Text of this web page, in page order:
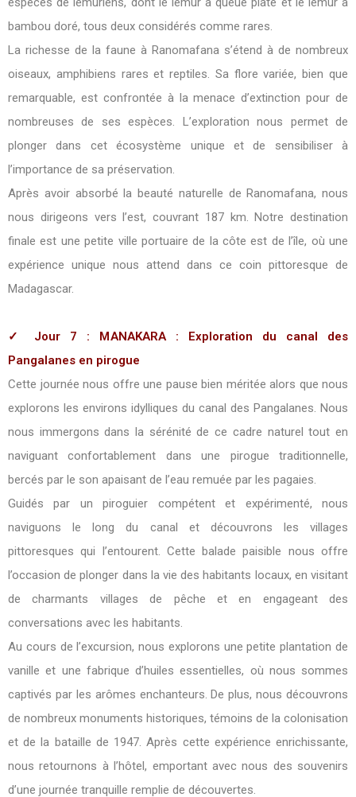
bambou doré, tous deux considérés comme rares.
La richesse de la faune à Ranomafana s’étend à de nombreux
oiseaux, amphibiens rares et reptiles. Sa flore variée, bien que
remarquable, est confrontée à la menace d’extinction pour de
nombreuses de ses espèces. L’exploration nous permet de
plonger dans cet écosystème unique et de sensibiliser à
l’importance de sa préservation.
Après avoir absorbé la beauté naturelle de Ranomafana, nous
nous dirigeons vers l’est, couvrant 187 km. Notre destination
finale est une petite ville portuaire de la côte est de l’île, où une
expérience unique nous attend dans ce coin pittoresque de
Madagascar.
✓ Jour 7 : MANAKARA : Exploration du canal des
Pangalanes en pirogue
Cette journée nous offre une pause bien méritée alors que nous
explorons les environs idylliques du canal des Pangalanes. Nous
nous immergons dans la sérénité de ce cadre naturel tout en
naviguant confortablement dans une pirogue traditionnelle,
bercés par le son apaisant de l’eau remuée par les pagaies.
Guidés par un piroguier compétent et expérimenté, nous
naviguons le long du canal et découvrons les villages
pittoresques qui l’entourent. Cette balade paisible nous offre
l’occasion de plonger dans la vie des habitants locaux, en visitant
de charmants villages de pêche et en engageant des
conversations avec les habitants.
Au cours de l’excursion, nous explorons une petite plantation de
vanille et une fabrique d’huiles essentielles, où nous sommes
captivés par les arômes enchanteurs. De plus, nous découvrons
de nombreux monuments historiques, témoins de la colonisation
et de la bataille de 1947. Après cette expérience enrichissante,
nous retournons à l’hôtel, emportant avec nous des souvenirs
d’une journée tranquille remplie de découvertes.